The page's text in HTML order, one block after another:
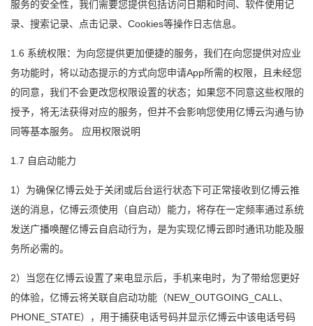
服务的安全性，我们需要您提供包括访问日期和时间、软件使用记
录、搜索记录、点击记录、Cookies等操作日志信息。
1.6 系统权限：为向您提供更加便捷的服务，我们在向您提供对应业
务功能时，将以动态提示的方式向您申请App所需的权限，且未经您
的同意，我们不会更改您权限设置的状态；如果您不同意这些权限的
授予，将无法获得对应的服务，但并不会影响您使用亿博云沟通与协
同等基本服务。 应用权限说明
1.7 自启动能力
1）为确保亿博云处于关闭或后台运行状态下可正常接收到亿博云推
送的消息，亿博云须使用（自启动）能力，将存在一定频率通过系统
发送广播唤醒亿博云自启动行为，是为实现亿博云即时通讯功能及服
务所必需的。
2）当您在亿博云设置了来电显示后，手机来电时，为了带给您更好
的体验，亿博云将关联自启动功能（NEW_OUTGOING_CALL、
PHONE_STATE），用于捕获电话号码并显示亿博云中该电话号码